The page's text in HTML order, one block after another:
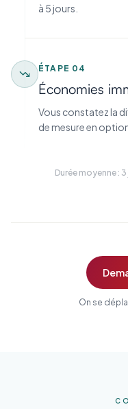
à 5 jours.
ÉTAPE 04
Économies
Vous constatez la
de mesure en
Durée moyenne :
On se